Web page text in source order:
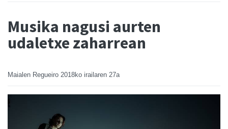
Musika nagusi aurten
udaletxe zaharrean
Maialen Regueiro 2018ko irailaren 27a